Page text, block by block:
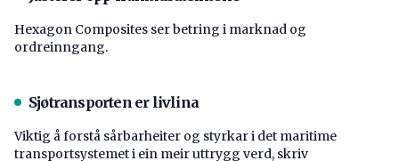
Hexagon Composites ser betring i marknad og
ordreinngang.
Sjøtransporten er livlina
Viktig å forstå ­sårbarheiter og styrkar i det maritime
transport­systemet i ein meir uttrygg verd, skriv